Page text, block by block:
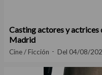
Casting actores y actrices
Madrid
Cine / Ficción Del 04/08/